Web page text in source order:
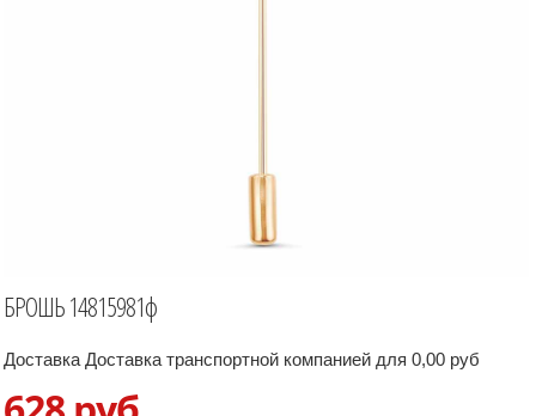
БРОШЬ 14815981ф
Доставка Доставка транспортной компанией для 0,00 руб